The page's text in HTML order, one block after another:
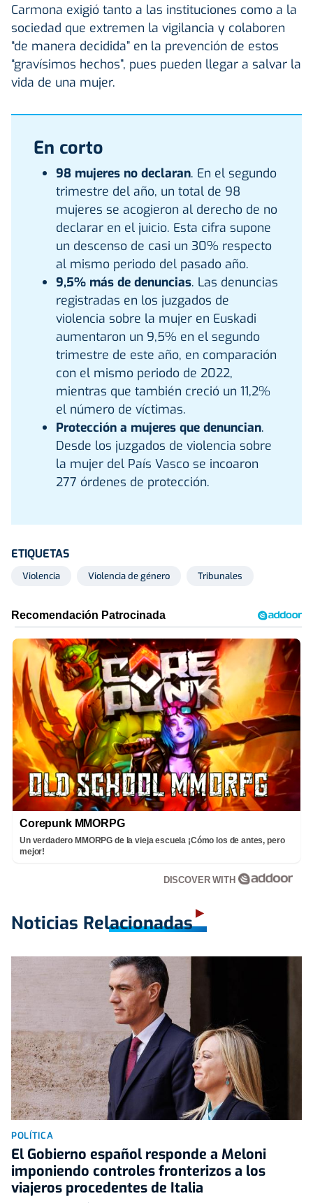
Carmona exigió tanto a las instituciones como a la
sociedad que extremen la vigilancia y colaboren
“de manera decidida” en la prevención de estos
“gravísimos hechos”, pues pueden llegar a salvar la
vida de una mujer.
En corto
98 mujeres no declaran. En el segundo
trimestre del año, un total de 98
mujeres se acogieron al derecho de no
declarar en el juicio. Esta cifra supone
un descenso de casi un 30% respecto
al mismo periodo del pasado año.
9,5% más de denuncias. Las denuncias
registradas en los juzgados de
violencia sobre la mujer en Euskadi
aumentaron un 9,5% en el segundo
trimestre de este año, en comparación
con el mismo periodo de 2022,
mientras que también creció un 11,2%
el número de víctimas.
Protección a mujeres que denuncian.
Desde los juzgados de violencia sobre
la mujer del País Vasco se incoaron
277 órdenes de protección.
ETIQUETAS
Violencia Violencia de género Tribunales
Corepunk MMORPG
Un verdadero MMORPG de la vieja escuela ¡Cómo los de antes, pero
mejor!
DISCOVER WITH
Noticias Relacionadas
POLÍTICA
El Gobierno español responde a Meloni
imponiendo controles fronterizos a los
viajeros procedentes de Italia